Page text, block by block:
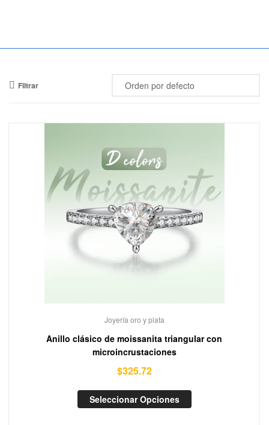
Filtrar
Joyería oro y plata
Anillo clásico de moissanita triangular con
microincrustaciones
$325.72
Seleccionar Opciones